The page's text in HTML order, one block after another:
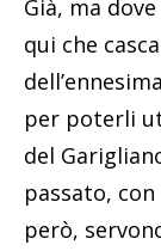
Già, ma
qui che
per poterli
del
passato,
però,